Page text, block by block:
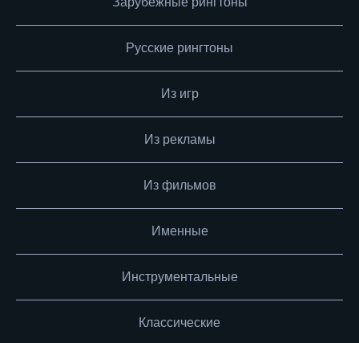
Русские рингтоны
Из игр
Из рекламы
Из фильмов
Именные
Инструментальные
Классические